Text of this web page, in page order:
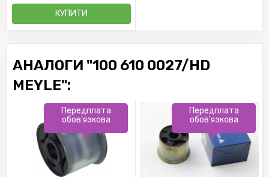
КУПИТИ
АНАЛОГИ "100 610 0027/HD
MEYLE":
Передплата
обов'язкова
Передплата
обов'язкова